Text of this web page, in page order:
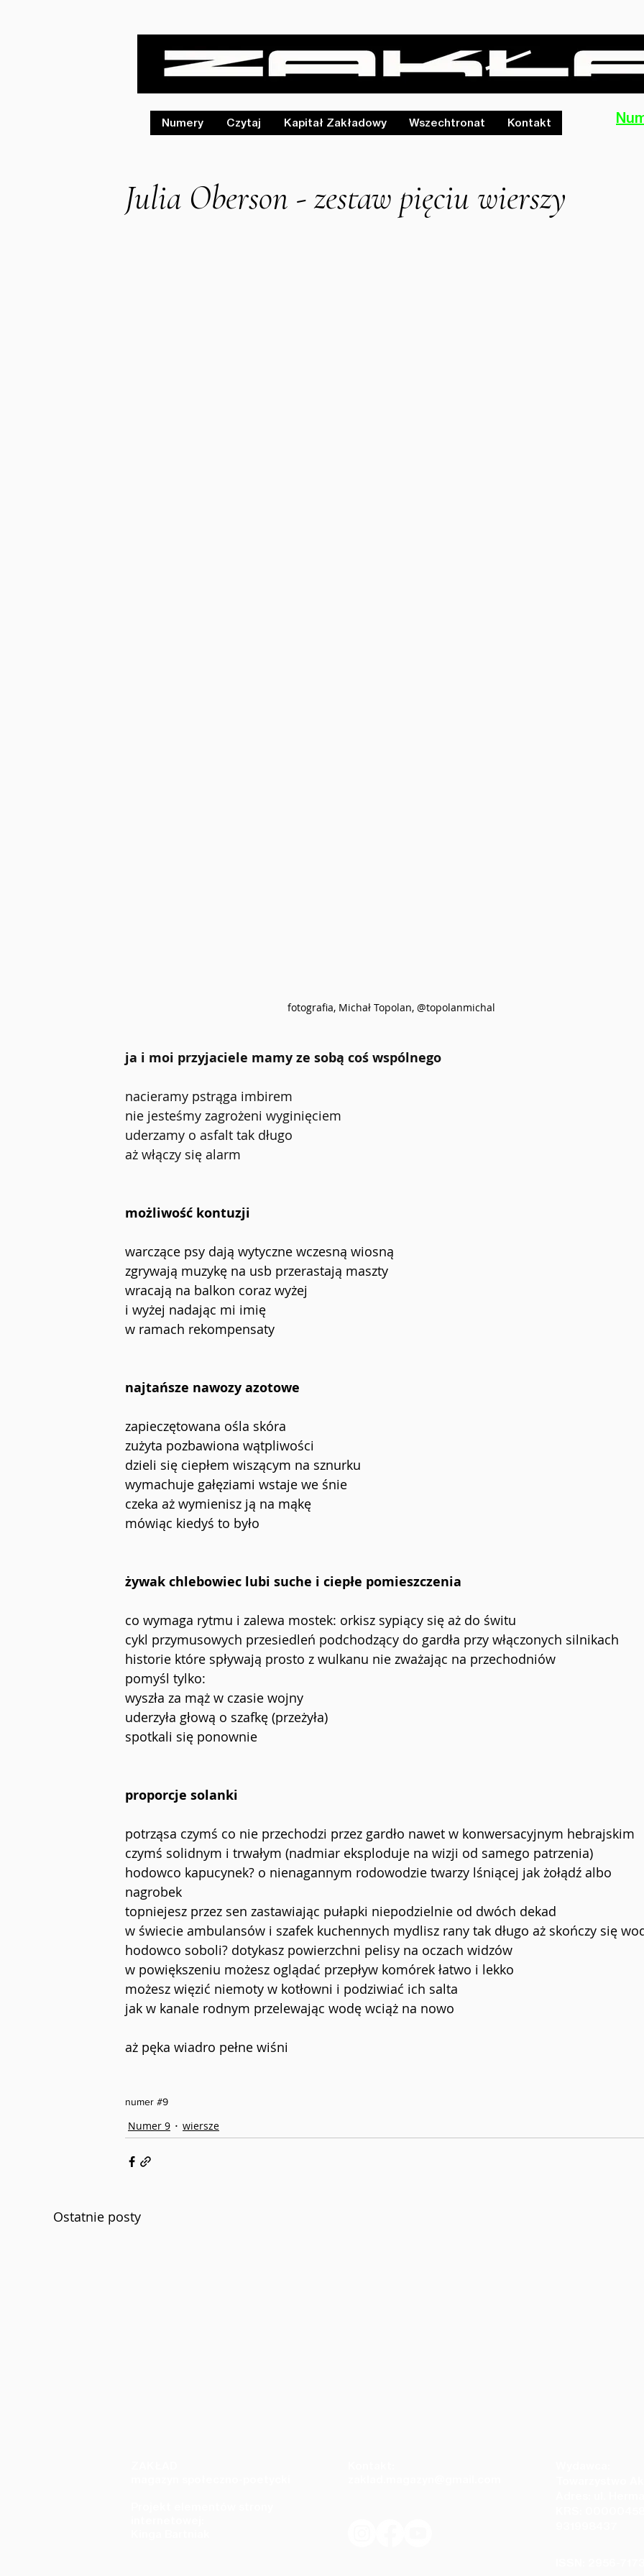
Numery Czytaj Kapitał Zakładowy Wszechtronat Kontakt
Julia Oberson - zestaw pięciu wierszy
fotografia, Michał Topolan, @topolanmichal
ja i moi przyjaciele mamy ze sobą coś wspólnego
nacieramy pstrąga imbirem
nie jesteśmy zagrożeni wyginięciem
uderzamy o asfalt tak długo
aż włączy się alarm
możliwość kontuzji
warczące psy dają wytyczne wczesną wiosną
zgrywają muzykę na usb przerastają maszty
wracają na balkon coraz wyżej
i wyżej nadając mi imię
w ramach rekompensaty
najtańsze nawozy azotowe
zapieczętowana ośla skóra
zużyta pozbawiona wątpliwości
dzieli się ciepłem wiszącym na sznurku
wymachuje gałęziami wstaje we śnie
czeka aż wymienisz ją na mąkę
mówiąc kiedyś to było
żywak chlebowiec lubi suche i ciepłe pomieszczenia
co wymaga rytmu i zalewa mostek: orkisz sypiący się aż do świtu
cykl przymusowych przesiedleń podchodzący do gardła przy włączonych silnikach
historie które spływają prosto z wulkanu nie zważając na przechodniów
pomyśl tylko:
wyszła za mąż w czasie wojny
uderzyła głową o szafkę (przeżyła)
spotkali się ponownie
proporcje solanki
potrząsa czymś co nie przechodzi przez gardło nawet w konwersacyjnym hebrajskim
czymś solidnym i trwałym (nadmiar eksploduje na wizji od samego patrzenia)
hodowco kapucynek? o nienagannym rodowodzie twarzy lśniącej jak żołądź albo
nagrobek
topniejesz przez sen zastawiając pułapki niepodzielnie od dwóch dekad
w świecie ambulansów i szafek kuchennych mydlisz rany tak długo aż skończy się
hodowco soboli? dotykasz powierzchni pelisy na oczach widzów
w powiększeniu możesz oglądać przepływ komórek łatwo i lekko
możesz więzić niemoty w kotłowni i podziwiać ich salta
jak w kanale rodnym przelewając wodę wciąż na nowo
aż pęka wiadro pełne wiśni
numer #9
Numer 9 wiersze
Ostatnie posty